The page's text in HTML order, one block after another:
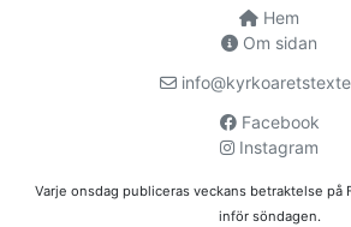
Hem
Om sidan
Facebook
Instagram
Varje onsdag publiceras veckans betraktelse på
inför söndagen.